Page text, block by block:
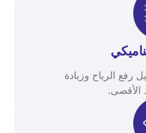
رفع الرياح وزيادة
الأقصى.